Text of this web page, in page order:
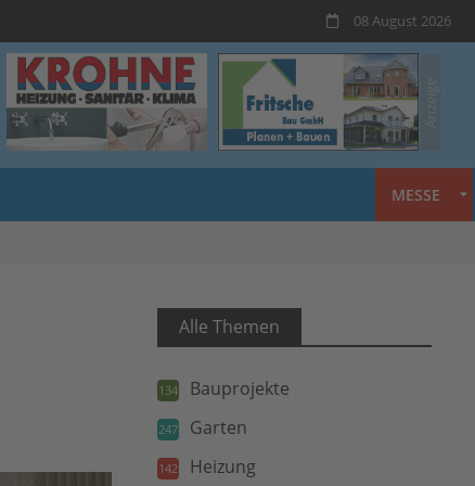
08 August 2026
MESSE
Alle Themen
134 Bauprojekte
247 Garten
142 Heizung